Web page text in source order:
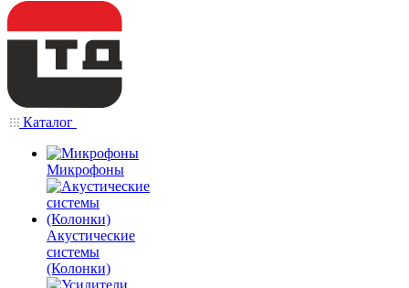
Каталог
Микрофоны
Акустические
системы
(Колонки)